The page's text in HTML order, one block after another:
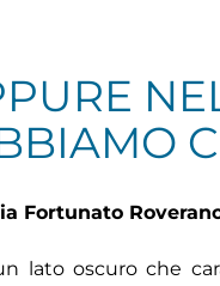
Fortunato
lato oscuro che